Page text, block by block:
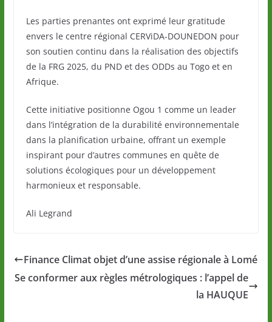
Les parties prenantes ont exprimé leur gratitude
envers le centre régional CERViDA-DOUNEDON pour
son soutien continu dans la réalisation des objectifs
de la FRG 2025, du PND et des ODDs au Togo et en
Afrique.
Cette initiative positionne Ogou 1 comme un leader
dans l’intégration de la durabilité environnementale
dans la planification urbaine, offrant un exemple
inspirant pour d’autres communes en quête de
solutions écologiques pour un développement
harmonieux et responsable.
Ali Legrand
Finance Climat objet d’une assise régionale à Lomé
Se conformer aux règles métrologiques : l’appel de
la HAUQUE